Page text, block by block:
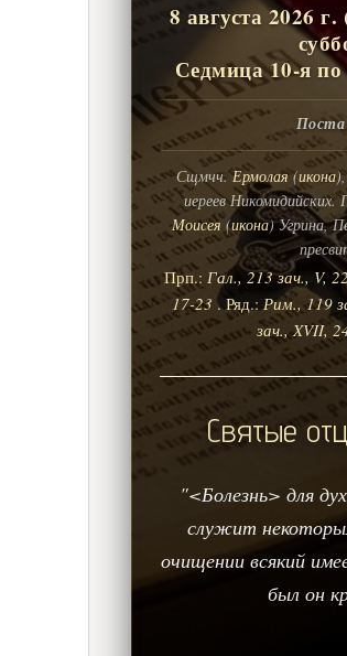
8 августа 2026
Седмица 10-я по
Сщмчч.Ермолая(икона
иереев
Моисея(икона) Угрина,
Прп.:Гал., 213 зач., V,
17-23 . Ряд.:Рим., 119
зач., XVII,
Святые
"<Болезнь> для
служит
очищении всякий
был он